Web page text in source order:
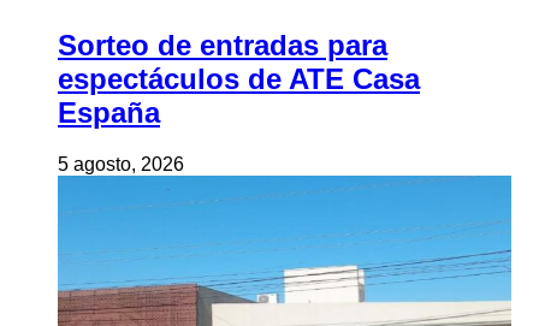
Sorteo de entradas para
espectáculos de ATE Casa
España
5 agosto, 2026